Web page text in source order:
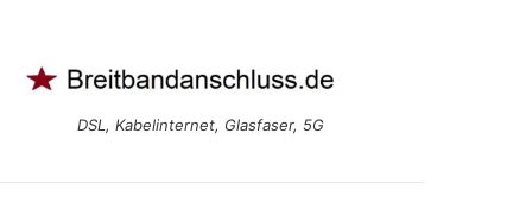
Inhalt
DSL, Kabelinternet, Glasfaser, 5G